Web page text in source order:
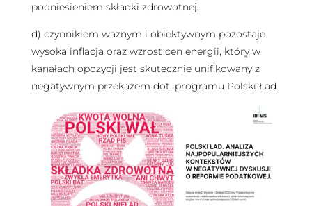
podniesieniem składki zdrowotnej;
d) czynnikiem ważnym i obiektywnym pozostaje
wysoka inflacja oraz wzrost cen energii, który w
kanałach opozycji jest skutecznie unifikowany z
negatywnym przekazem dot. programu Polski Ład.